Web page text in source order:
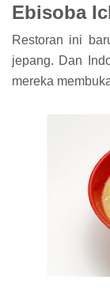
Ebisoba
Restoran ini
jepang. Dan
mereka